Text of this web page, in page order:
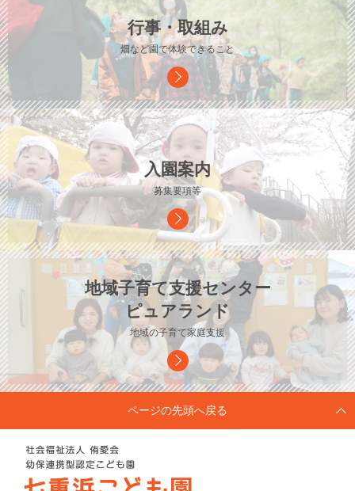
行事・取組み
畑など園で体験できること
入園案内
募集要項等
地域子育て支援センター
ピュアランド
地域の子育て家庭支援
ページの先頭へ戻る